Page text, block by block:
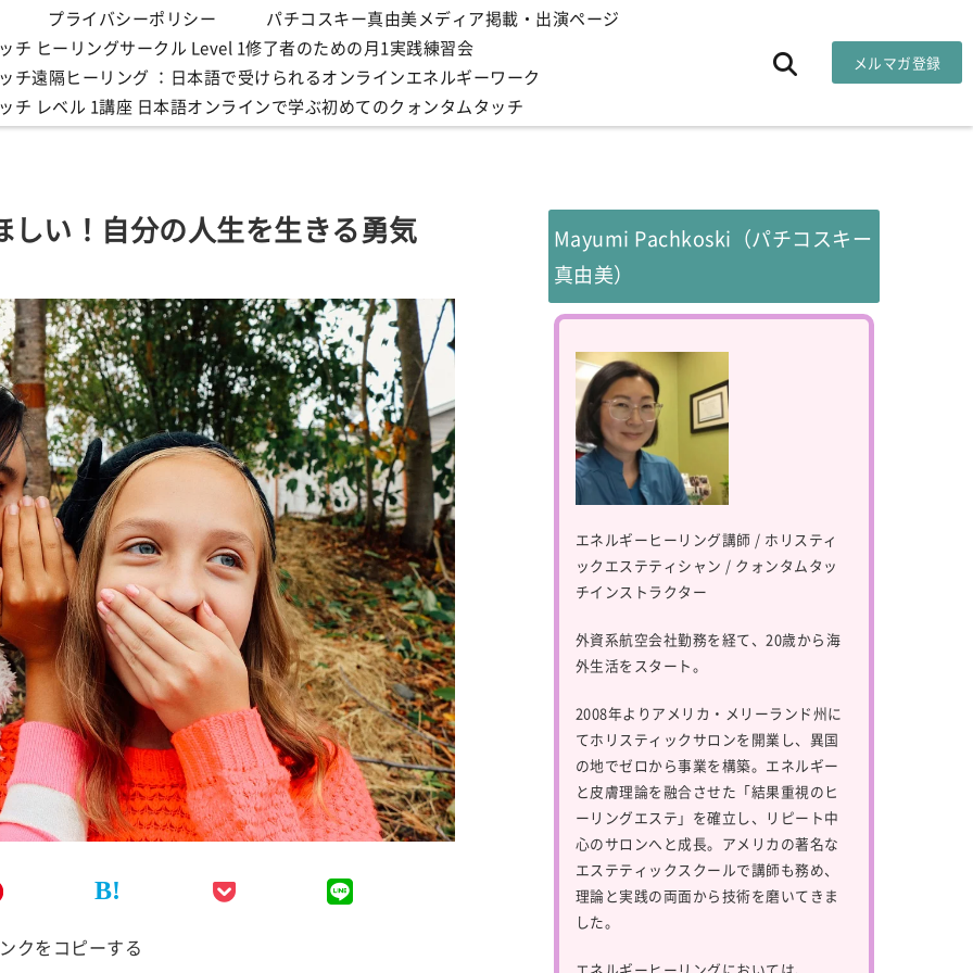
プライバシーポリシー
パチコスキー真由美メディア掲載・出演ページ
チ ヒーリングサークル Level 1修了者のための月1実践練習会
チ遠隔ヒーリング ：日本語で受けられるオンラインエネルギーワーク
チ レベル 1講座 日本語オンラインで学ぶ初めてのクォンタムタッチ
メルマガ登録
い！自分の人生を生きる勇気
B!
クをコピーする
Mayumi Pachkoski（パチコスキー
真由美）
エネルギーヒーリング講師 / ホリスティ
ックエステティシャン / クォンタムタッ
チインストラクター
外資系航空会社勤務を経て、20歳から海
外生活をスタート。
2008年よりアメリカ・メリーランド州に
てホリスティックサロンを開業し、異国
の地でゼロから事業を構築。エネルギー
と皮膚理論を融合させた「結果重視のヒ
ーリングエステ」を確立し、リピート中
心のサロンへと成長。アメリカの著名な
エステティックスクールで講師も務め、
理論と実践の両面から技術を磨いてきま
した。